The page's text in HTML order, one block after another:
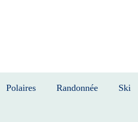
Polaires Randonnée Ski